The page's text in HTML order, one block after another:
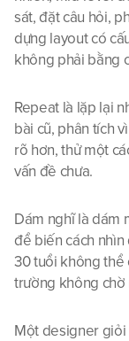
sát, đặt câu hỏi,
dựng layout có
không phải bằng
Repeat là lặp lại
bài cũ, phân tích
rõ hơn, thử một
vấn đề chưa.
Dám nghĩ là dám
để biến cách
30 tuổi không thể
trường không
Một designer giỏi